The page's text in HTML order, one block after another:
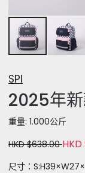
SPI
2025年
重量: 1.000公斤
HKD $638.00
尺寸：